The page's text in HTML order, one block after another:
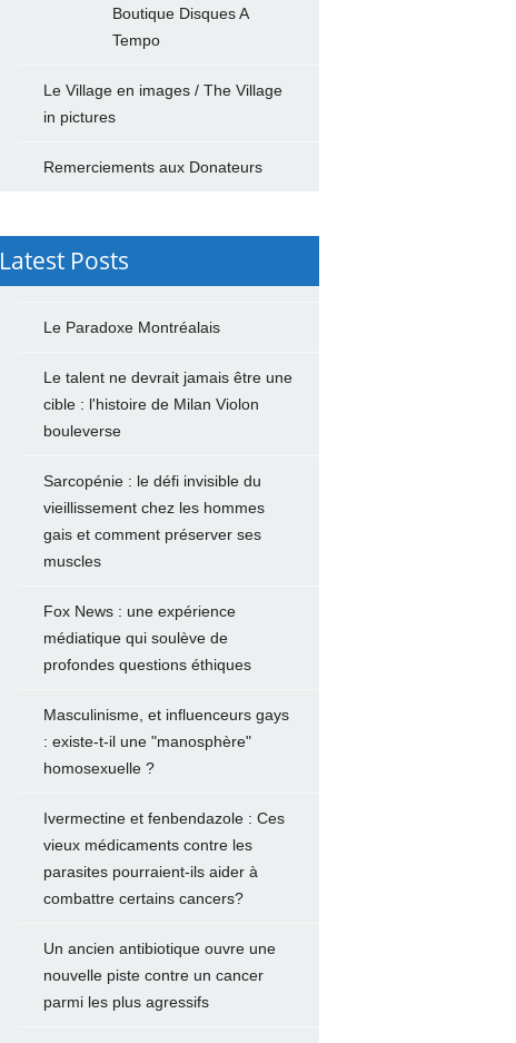
Boutique Disques A
Tempo
Le Village en images / The Village
in pictures
Remerciements aux Donateurs
Latest Posts
Le Paradoxe Montréalais
Le talent ne devrait jamais être une
cible : l'histoire de Milan Violon
bouleverse
Sarcopénie : le défi invisible du
vieillissement chez les hommes
gais et comment préserver ses
muscles
Fox News : une expérience
médiatique qui soulève de
profondes questions éthiques
Masculinisme, et influenceurs gays
: existe-t-il une "manosphère"
homosexuelle ?
Ivermectine et fenbendazole : Ces
vieux médicaments contre les
parasites pourraient-ils aider à
combattre certains cancers?
Un ancien antibiotique ouvre une
nouvelle piste contre un cancer
parmi les plus agressifs